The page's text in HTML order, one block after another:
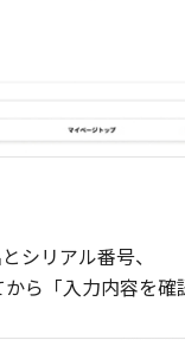
シリアル番号、
ら「入力内容を確